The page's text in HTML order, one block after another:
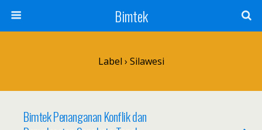
Bimtek
Label › Silawesi
Bimtek Penanganan Konflik dan